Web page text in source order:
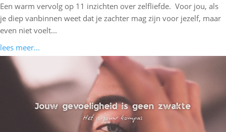
Een warm vervolg op 11 inzichten over zelfliefde. Voor jou, als
je diep vanbinnen weet dat je zachter mag zijn voor jezelf, maar
even niet voelt...
lees meer...